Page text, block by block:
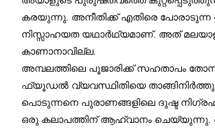
കരയുന്നു. അനീതിക്ക് എതിരെ
നിസ്സാഹയത യഥാർഥ്യമാണ്. അത്
കാണാനാവില്ല.
അമ്പലത്തിലെ പൂജാരിക്ക് സഹതാപം
ഫ്യൂഡൽ വ്യവസ്ഥിതിയെ
പൊടുന്നനെ പുരാണങ്ങളിലെ ദുഷ്ട നിഗ്രഹം
ഒരു കലാപത്തിന് ആഹ്വാനം ചെയ്യുന്നു.